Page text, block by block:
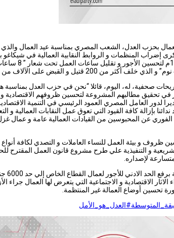
بحزب العدل، الشعب المصري بمناسبة عيد العمال والذي
إضراب المنظمات و الروابط النقابية العمالية في شيكاغو
المتحدة الأمريكية عام 1886م
صحفية، له، اليوم، قائلا “نحن في حزب العدل بمناسبة
في تحقيق مطالبهم المشروعة لتحسين ظروفهم الاقتصادية و
لدور العامل المصري العمود الرئيسي في التنمية
ندائنا بإزالة كافة القيود التي تعوق عمل النقابات العمالية و
الفوري عن المحبوسين من القيادات العمالية عامة و عمال
و بيئة العمل للنساء العاملات و التصدي لكافة أنواع
و التنفيذية علي طرح مشروع قانون العمل المقترح
لإصداره.
وثمن قرار القيادة السياسية
الاقتصادية و الاجتماعية التي يتعرض لها العمال جراء
تحسين أوضاع العمالة غير المنتظمة.
#العدل_هو_الأمل